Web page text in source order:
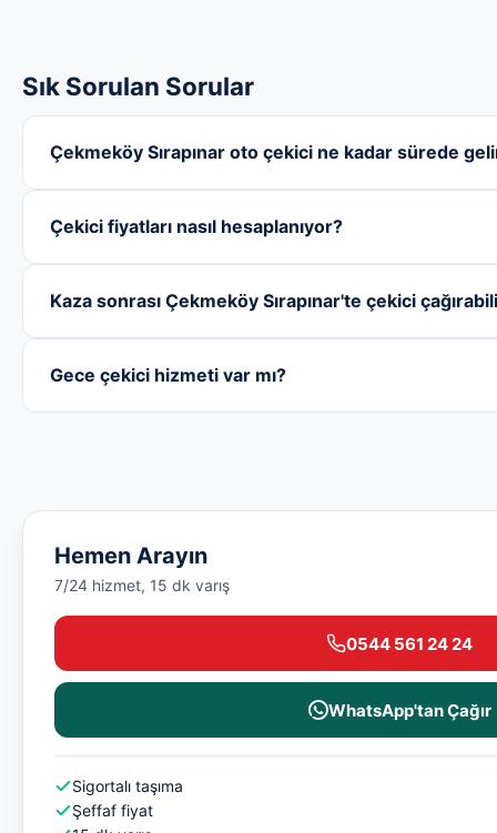
Sık Sorulan Sorular
Çekmeköy Sırapınar oto çekici ne kadar sürede
Çekici fiyatları nasıl hesaplanıyor?
Kaza sonrası Çekmeköy Sırapınar'te çekici
Gece çekici hizmeti var mı?
Hemen Arayın
7/24 hizmet, 15 dk varış
0544 561 24 24
WhatsApp'tan Çağır
Sigortalı taşıma
Şeffaf fiyat